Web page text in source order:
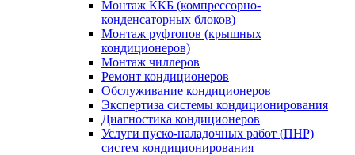
Монтаж ККБ (компрессорно-
конденсаторных блоков)
Монтаж руфтопов (крышных
кондиционеров)
Монтаж чиллеров
Ремонт кондиционеров
Обслуживание кондиционеров
Экспертиза системы кондиционирования
Диагностика кондиционеров
Услуги пуско-наладочных работ (ПНР)
систем кондиционирования